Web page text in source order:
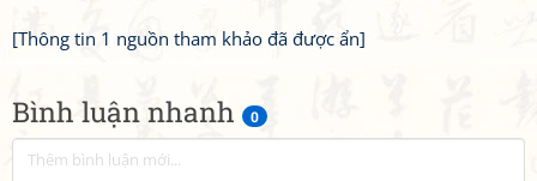
Bình luận nhanh 0
[Thông tin 1 nguồn tham khảo đã được ẩn]